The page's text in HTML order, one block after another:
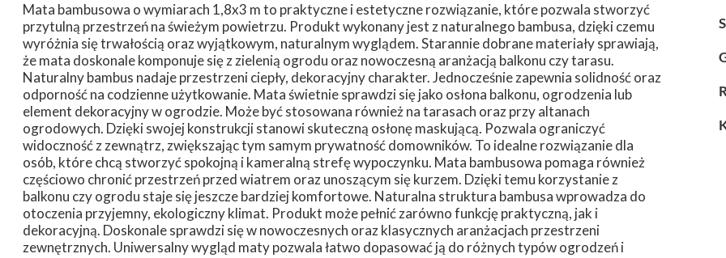
Mata bambusowa o wymiarach 1,8x3 m to praktyczne i estetyczne rozwiązanie, które pozwala stworzyć
przytulną przestrzeń na świeżym powietrzu. Produkt wykonany jest z naturalnego bambusa, dzięki czemu
wyróżnia się trwałością oraz wyjątkowym, naturalnym wyglądem. Starannie dobrane materiały sprawiają,
że mata doskonale komponuje się z zielenią ogrodu oraz nowoczesną aranżacją balkonu czy tarasu.
Naturalny bambus nadaje przestrzeni ciepły, dekoracyjny charakter. Jednocześnie zapewnia solidność oraz
odporność na codzienne użytkowanie. Mata świetnie sprawdzi się jako osłona balkonu, ogrodzenia lub
element dekoracyjny w ogrodzie. Może być stosowana również na tarasach oraz przy altanach
ogrodowych. Dzięki swojej konstrukcji stanowi skuteczną osłonę maskującą. Pozwala ograniczyć
widoczność z zewnątrz, zwiększając tym samym prywatność domowników. To idealne rozwiązanie dla
osób, które chcą stworzyć spokojną i kameralną strefę wypoczynku. Mata bambusowa pomaga również
częściowo chronić przestrzeń przed wiatrem oraz unoszącym się kurzem. Dzięki temu korzystanie z
balkonu czy ogrodu staje się jeszcze bardziej komfortowe. Naturalna struktura bambusa wprowadza do
otoczenia przyjemny, ekologiczny klimat. Produkt może pełnić zarówno funkcję praktyczną, jak i
dekoracyjną. Doskonale sprawdzi się w nowoczesnych oraz klasycznych aranżacjach przestrzeni
zewnętrznych. Uniwersalny wygląd maty pozwala łatwo dopasować ją do różnych typów ogrodzeń i